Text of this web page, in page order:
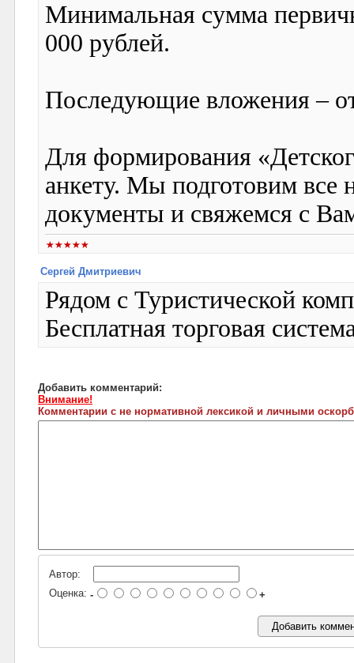
Минимальная сумма
000 рублей.
Последующие вложения –
Для формирования
анкету. Мы подготовим все
документы и свяжемся с
Сергей Дмитриевич
Рядом с Туристической
Бесплатная торговая
Добавить комментарий:
Внимание!
Комментарии с не нормативной лексикой и личными
Автор:
Оценка: - +